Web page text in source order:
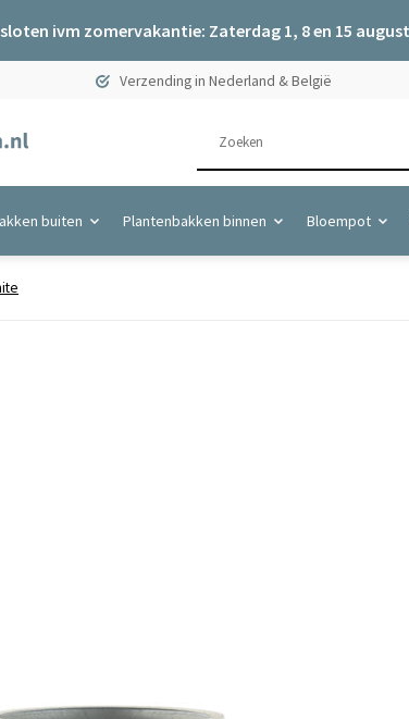
ivm zomervakantie: Zaterdag 1, 8 en 15
Verzending in Nederland & België
buiten Plantenbakken binnen Bloempot